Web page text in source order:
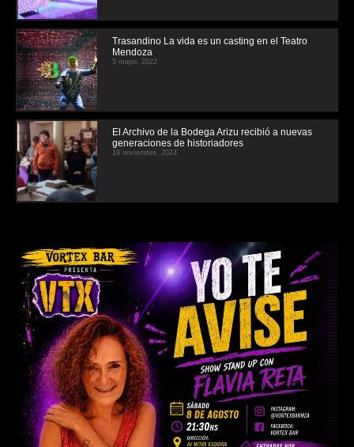
Trasandino La vida es un casting en el Teatro
Mendoza
5 mayo, 2022
El Archivo de la Bodega Arizu recibió a nuevas
generaciones de historiadores
19 noviembre, 2024